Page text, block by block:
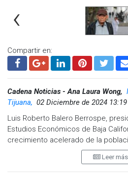
‹
Compartir en:
Cadena Noticias - Ana Laura Wong,
Tijuana, 02 Diciembre de 2024 13:19
Luis Roberto Balero Berrospe,
Estudios Económicos de Baja
crecimiento acelerado de la
que ya supera a los niños menores
Leer más